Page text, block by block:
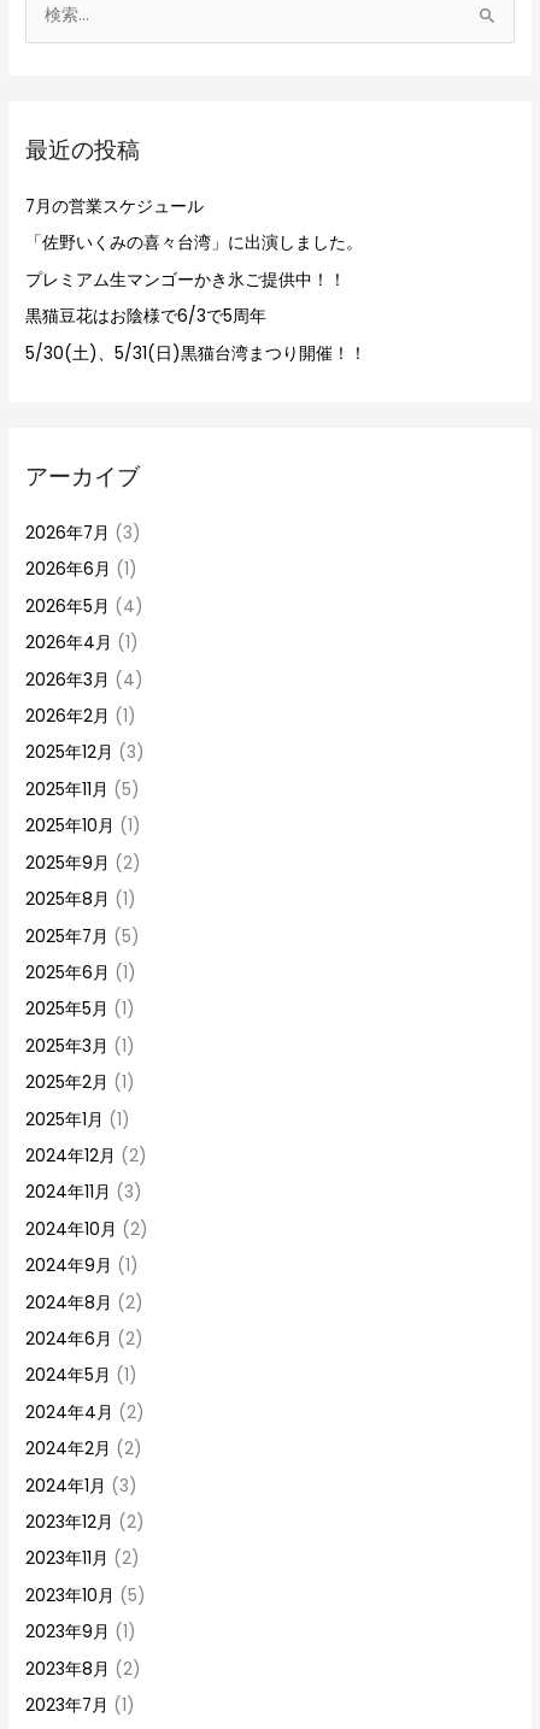
索
:最近の投稿
7月の営業スケジュール
「佐野いくみの喜々台湾」に出演しました。
プレミアム生マンゴーかき氷ご提供中！！
黒猫豆花はお陰様で6/3で5周年
5/30(土)、5/31(日)黒猫台湾まつり開催！！
アーカイブ
2026年7月 (3)
2026年6月 (1)
2026年5月 (4)
2026年4月 (1)
2026年3月 (4)
2026年2月 (1)
2025年12月 (3)
2025年11月 (5)
2025年10月 (1)
2025年9月 (2)
2025年8月 (1)
2025年7月 (5)
2025年6月 (1)
2025年5月 (1)
2025年3月 (1)
2025年2月 (1)
2025年1月 (1)
2024年12月 (2)
2024年11月 (3)
2024年10月 (2)
2024年9月 (1)
2024年8月 (2)
2024年6月 (2)
2024年5月 (1)
2024年4月 (2)
2024年2月 (2)
2024年1月 (3)
2023年12月 (2)
2023年11月 (2)
2023年10月 (5)
2023年9月 (1)
2023年8月 (2)
2023年7月 (1)